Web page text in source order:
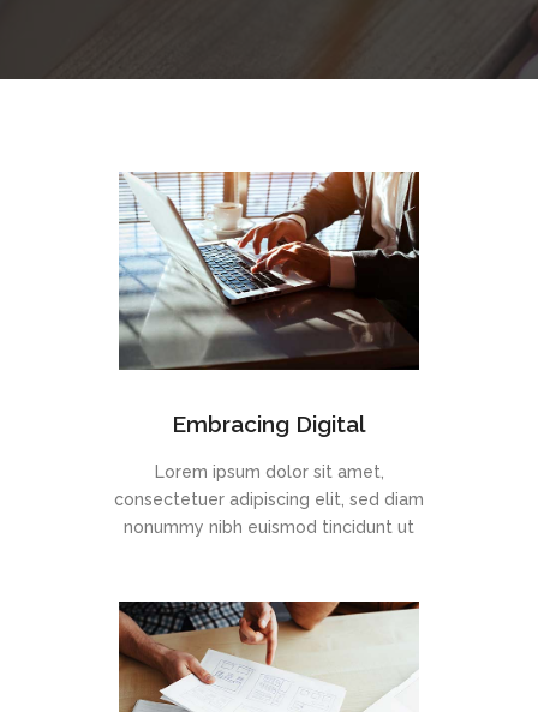
Embracing Digital
Lorem ipsum dolor sit amet,
consectetuer adipiscing elit, sed diam
nonummy nibh euismod tincidunt ut